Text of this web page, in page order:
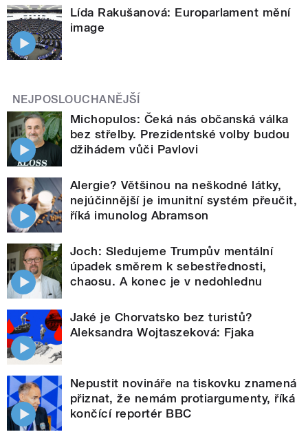
Lída Rakušanová: Europarlament mění
image
NEJPOSLOUCHANĚJŠÍ
Michopulos: Čeká nás občanská válka
bez střelby. Prezidentské volby budou
džihádem vůči Pavlovi
Alergie? Většinou na neškodné látky,
nejúčinnější je imunitní systém přeučit,
říká imunolog Abramson
Joch: Sledujeme Trumpův mentální
úpadek směrem k sebestřednosti,
chaosu. A konec je v nedohlednu
Jaké je Chorvatsko bez turistů?
Aleksandra Wojtaszeková: Fjaka
Nepustit novináře na tiskovku znamená
přiznat, že nemám protiargumenty, říká
končící reportér BBC